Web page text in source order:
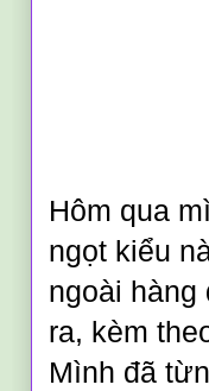
Hôm qua
ngọt kiểu
ngoài hàng
ra, kèm
Mình đã